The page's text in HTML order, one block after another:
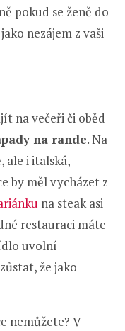
pokud se ženě do
nezájem z vaši
na večeři či oběd
na rande. Na
ale i italská,
by měl vycházet z
na steak asi
restauraci máte
uvolní
že jako
nemůžete? V